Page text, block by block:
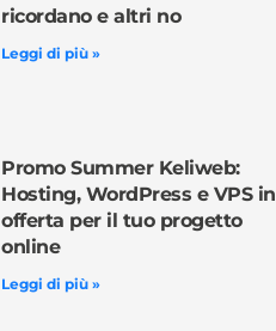
ricordano e altri no
Leggi di più »
Promo Summer Keliweb:
Hosting, WordPress e VPS in
offerta per il tuo progetto
online
Leggi di più »